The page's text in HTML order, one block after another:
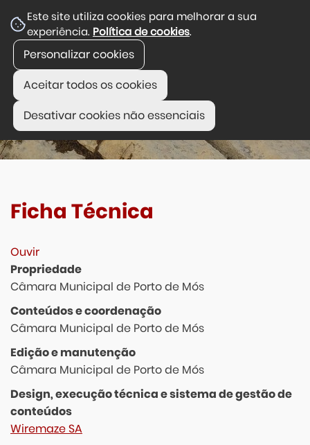
Este site utiliza cookies para melhorar a sua
experiência. Política de cookies.
Personalizar cookies
Aceitar todos os cookies
Desativar cookies não essenciais
Ficha Técnica
Ouvir
Propriedade
Câmara Municipal de Porto de Mós
Conteúdos e coordenação
Câmara Municipal de Porto de Mós
Edição e manutenção
Câmara Municipal de Porto de Mós
Design, execução técnica e sistema de gestão de
conteúdos
Wiremaze SA